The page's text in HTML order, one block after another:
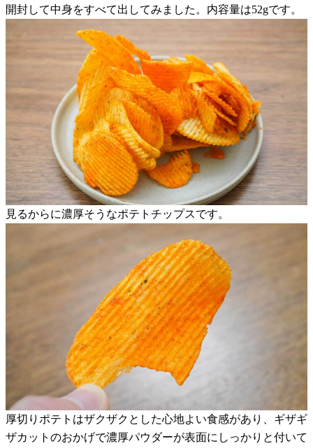
開封して中身をすべて出してみました。内容量は52gです。
見るからに濃厚そうなポテトチップスです。
厚切りポテトはザクザクとした心地よい食感があり、ギザギ
ザカットのおかげで濃厚パウダーが表面にしっかりと付いて